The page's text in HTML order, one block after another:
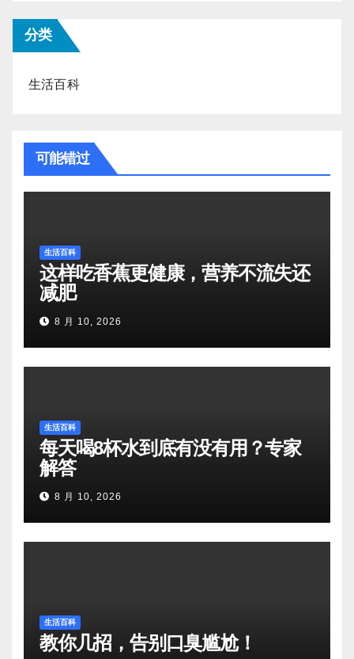
分类
生活百科
可能错过
生活百科
这样吃香蕉更健康，营养不流失还
减肥
8 月 10, 2026
生活百科
每天喝8杯水到底有没有用？专家
解答
8 月 10, 2026
生活百科
教你几招，告别口臭尴尬！